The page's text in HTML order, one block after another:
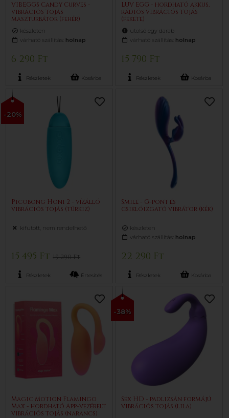
VIBEGGS Candy Curves -
vibrációs tojás
maszturbátor (fehér)
készleten
várható szállítás: holnap
6 290 Ft
Részletek Kosárba
LUV EGG - hordható akkus,
rádiós vibrációs tojás
(fekete)
utolsó egy darab
várható szállítás: holnap
15 790 Ft
Részletek Kosárba
-20%
Picobong Honi 2 - vízálló
vibrációs tojás (türkiz)
kifutott, nem rendelhető
15 495 Ft19 290 Ft
Részletek Értesítés
Smile - G-pont és
csiklóizgató vibrátor (kék)
készleten
várható szállítás: holnap
22 290 Ft
Részletek Kosárba
Magic Motion Flamingo
Max - hordható App-vezérelt
vibrációs tojás (narancs)
-38%
Sex HD - padlizsán formájú
vibrációs tojás (lila)